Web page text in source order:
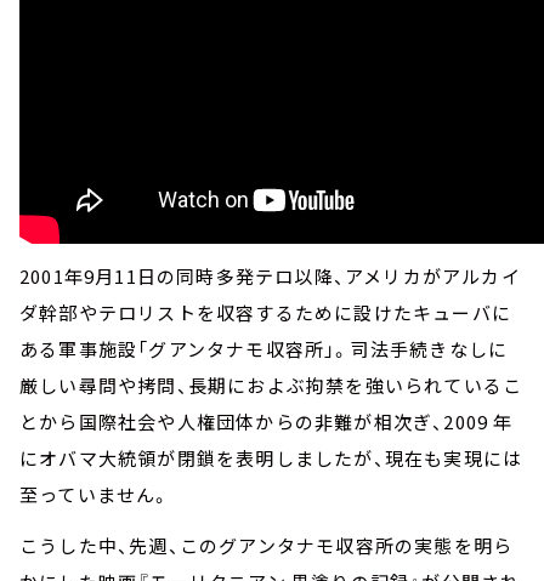
2001年9月11日の同時多発テロ以降、アメリカがアルカイ
ダ幹部やテロリストを収容するために設けたキューバに
ある軍事施設「グアンタナモ収容所」。司法手続きなしに
厳しい尋問や拷問、長期におよぶ拘禁を強いられているこ
とから国際社会や人権団体からの非難が相次ぎ、2009 年
にオバマ大統領が閉鎖を表明しましたが、現在も実現には
至っていません。
こうした中、先週、このグアンタナモ収容所の実態を明ら